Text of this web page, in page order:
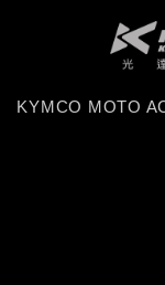
KYMCO MOTO